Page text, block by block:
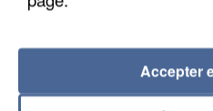
Accepter